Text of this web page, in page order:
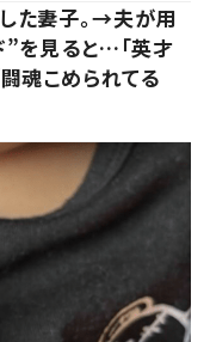
た妻子。→夫が用
を見ると…「英才
魂こめられてる